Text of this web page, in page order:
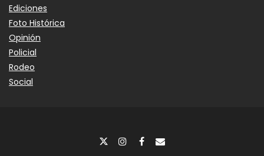
Ediciones
Foto Histórica
Opinión
Policial
Rodeo
Social